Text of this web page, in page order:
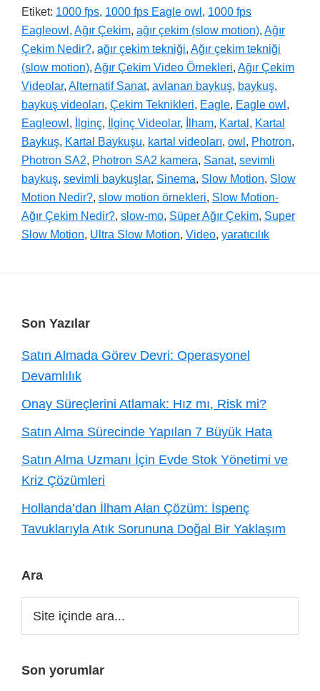
Etiket: 1000 fps, 1000 fps Eagle owl , 1000 fps
Eagleowl , Ağır Çekim, ağır çekim (slow motion), Ağır
Çekim Nedir?, ağır çekim tekniği, Ağır çekim tekniği
(slow motion), Ağır Çekim Video Örnekleri, Ağır Çekim
Videolar, Alternatif Sanat, avlanan baykuş, baykuş,
baykuş videoları, Çekim Teknikleri, Eagle, Eagle owl ,
Eagleowl , İlginç, İlginç Videolar, İlham, Kartal , Kartal
Baykuş, Kartal Baykuşu, kartal videoları, owl , Photron,
Photron SA2, Photron SA2 kamera, Sanat, sevimli
baykuş, sevimli baykuşlar, Sinema, Slow Motion, Slow
Motion Nedir?, slow motion örnekleri, Slow Motion-
Ağır Çekim Nedir?, slow-mo, Süper Ağır Çekim, Super
Slow Motion, Ultra Slow Motion, Video, yaratıcılık
Footer
Son Yazılar
Satın Almada Görev Devri: Operasyonel
Devamlılık
Onay Süreçlerini Atlamak: Hız mı, Risk mi?
Satın Alma Sürecinde Yapılan 7 Büyük Hata
Satın Alma Uzmanı İçin Evde Stok Yönetimi ve
Kriz Çözümleri
Hollanda’dan İlham Alan Çözüm: İspenç
Tavuklarıyla Atık Sorununa Doğal Bir Yaklaşım
Ara
Son yorumlar